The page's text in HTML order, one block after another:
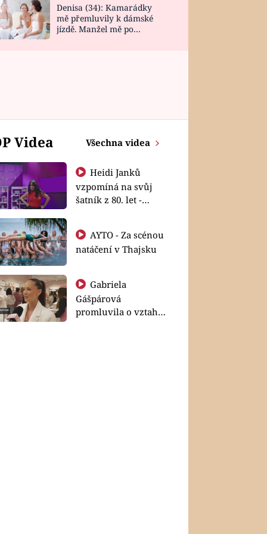
Denisa (34): Kamarádky
mě přemluvily k dámské
jízdě. Manžel mě po
Videa Všechna videa
Heidi Janků
vzpomíná na svůj
šatník z 80. let -
natáčení v Thajsku
Gabriela
Gášpárová
promluvila o vztahu